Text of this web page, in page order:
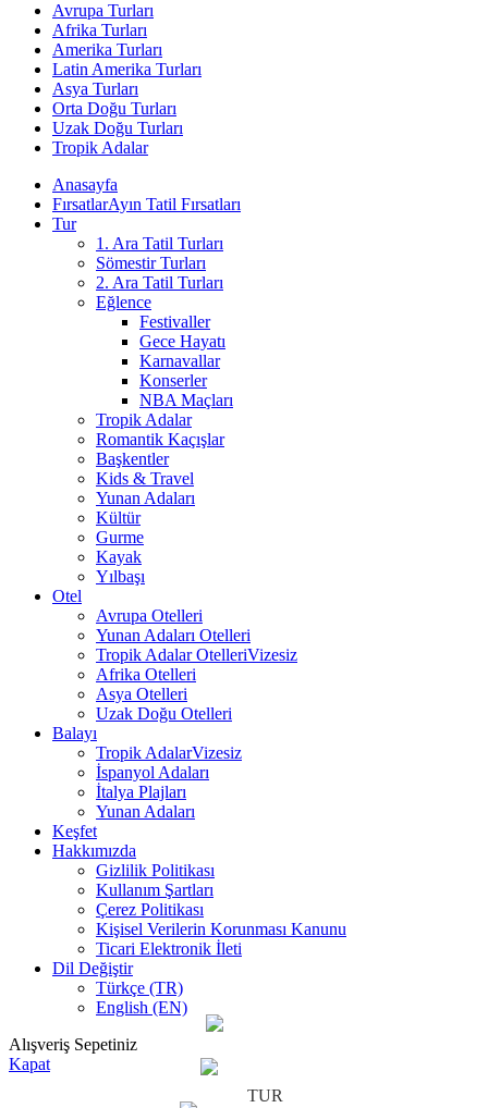
Avrupa Turları
Afrika Turları
Amerika Turları
Latin Amerika Turları
Asya Turları
Orta Doğu Turları
Uzak Doğu Turları
Tropik Adalar
Anasayfa
FırsatlarAyın Tatil Fırsatları
Tur
1. Ara Tatil Turları
Sömestir Turları
2. Ara Tatil Turları
Eğlence
Festivaller
Gece Hayatı
Karnavallar
Konserler
NBA Maçları
Tropik Adalar
Romantik Kaçışlar
Başkentler
Kids & Travel
Yunan Adaları
Kültür
Gurme
Kayak
Yılbaşı
Otel
Avrupa Otelleri
Yunan Adaları Otelleri
Tropik Adalar OtelleriVizesiz
Afrika Otelleri
Asya Otelleri
Uzak Doğu Otelleri
Balayı
Tropik AdalarVizesiz
İspanyol Adaları
İtalya Plajları
Yunan Adaları
Keşfet
Hakkımızda
Gizlilik Politikası
Kullanım Şartları
Çerez Politikası
Kişisel Verilerin Korunması Kanunu
Ticari Elektronik İleti
Dil Değiştir
Türkçe (TR)
English (EN)
Alışveriş Sepetiniz
Kapat
TUR